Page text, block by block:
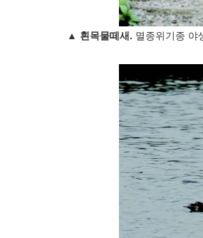
▲ 흰목물떼새. 멸종위기종 야